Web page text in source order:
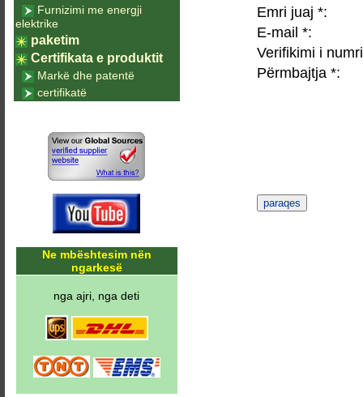
Emri juaj *:
E-mail *:
Verifikimi i
Përmbajtja *:
Furnizimi me energji
elektrike
paketim
Certifikata e produktit
Markë dhe patentë
certifikatë
Ne mbështesim nën
ngarkesë
nga ajri, nga deti